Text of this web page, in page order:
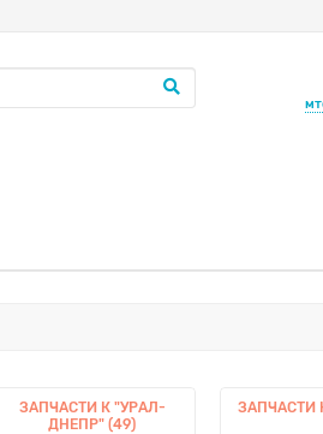
ЗАПЧАСТИ К "УРАЛ-
ДНЕПР" (49)
ЗАПЧАСТИ